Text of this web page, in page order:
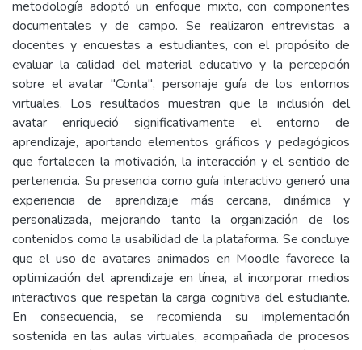
metodología adoptó un enfoque mixto, con componentes
documentales y de campo. Se realizaron entrevistas a
docentes y encuestas a estudiantes, con el propósito de
evaluar la calidad del material educativo y la percepción
sobre el avatar "Conta", personaje guía de los entornos
virtuales. Los resultados muestran que la inclusión del
avatar enriqueció significativamente el entorno de
aprendizaje, aportando elementos gráficos y pedagógicos
que fortalecen la motivación, la interacción y el sentido de
pertenencia. Su presencia como guía interactivo generó una
experiencia de aprendizaje más cercana, dinámica y
personalizada, mejorando tanto la organización de los
contenidos como la usabilidad de la plataforma. Se concluye
que el uso de avatares animados en Moodle favorece la
optimización del aprendizaje en línea, al incorporar medios
interactivos que respetan la carga cognitiva del estudiante.
En consecuencia, se recomienda su implementación
sostenida en las aulas virtuales, acompañada de procesos